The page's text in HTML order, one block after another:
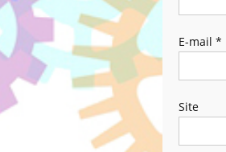
E-mail *
Site